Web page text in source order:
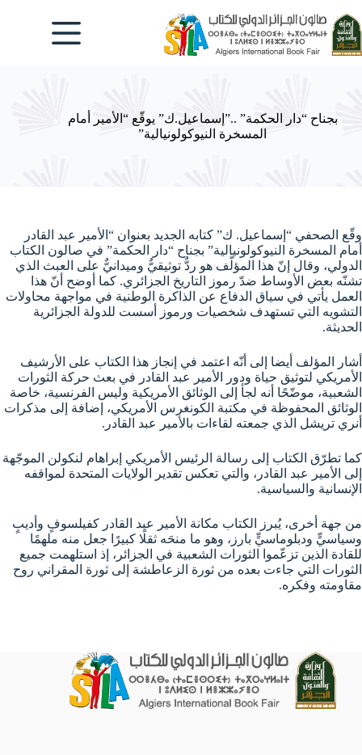
إلى
المحتوى
بجناح “دار الحكمة” ..”إسماعيل.ك” يوقّع “الأمير أمام
المسخرة النيوكولونيالية”
وقّع الصحفي “إسماعيل. ك” كتابه الجديد بعنوان “الأمير عبد القادر
أمام المسخرة النيوكولونيالية” بجناح “دار الحكمة” في صالون الكتاب
الدولي، وقال إنّ هذا المؤلَّف هو ردٌّ توثيقيٌّ وميدانيٌّ على العبث الذي
تشنّه بعض الأوساط ضدّ رموز التاريخ الجزائري. كما أوضح أنّ هذا
العمل يأتي في سياق الدفاع عن الذاكرة الوطنية في مواجهة محاولات
التشويه التي تستهدف شخصيات ورموز أسست للدولة الجزائرية
الحديثة.
أشار المؤلف أيضا إلى أنّه اعتمد في إنجاز هذا الكتاب على الأرشيف
الأمريكي لتوثيق حياة ودور الأمير عبد القادر في بعث حركة الثورات
الشعبية، موضّحًا أنه لجأ إلى الوثائق الأمريكية وليس الفرنسية، خاصة
الوثائق المحفوظة في مكتبة الكونغرس الأمريكي، إضافة إلى مذكرات
أنري تريشل الذي جمعته لقاءات بالأمير عبد القادر.
كما تطرّق الكتاب إلى رسالة الرئيس الأمريكي إبراهام لنكولن الموجّهة
إلى الأمير عبد القادر، والتي تعكس تقدير الولايات المتحدة لمواقفه
الإنسانية والسياسية.
من جهة أخرى، يُبرز الكتاب مكانة الأمير عبد القادر كفيلسوفٍ وأديبٍ
وسياسيٍّ ودبلوماسيٍّ بارز، وهو ما منحَه ثقلًا كبيرًا جعل منه ملهمًا
للقادة الذين تزعّموا الثورات الشعبية في الجزائر، إذ استلهمت جميع
الثورات التي جاءت بعده من ثورة الزعاطشة إلى ثورة المقراني روح
مقاومته وفكره.